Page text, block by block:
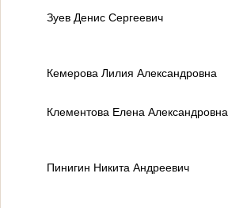
Зуев Денис Сергеевич
Кемерова Лилия Александровна
Клементова Елена Александровна
Пинигин Никита Андреевич